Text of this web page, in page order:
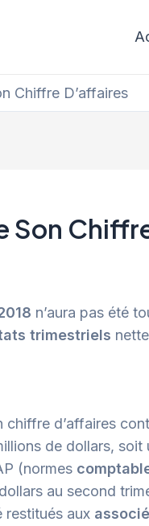
Chiffre D’affaires
Son
n’aura pas été
trimestriels
d’affaires
de dollars, soit
(normes
au second
restitués aux